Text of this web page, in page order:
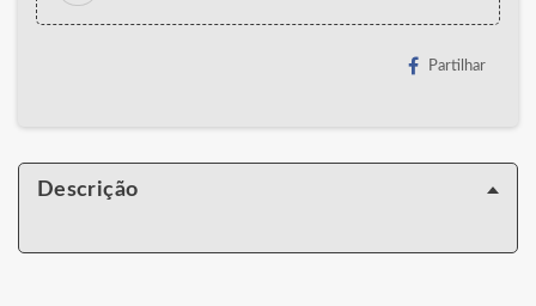
Partilhar
Descrição